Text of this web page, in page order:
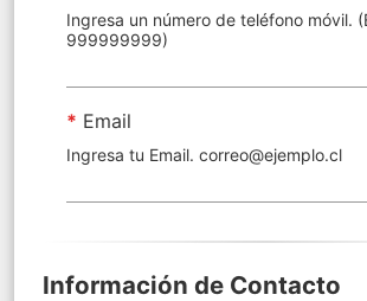
Ingresa un número de teléfono móvil.
999999999)
* Email
Ingresa tu Email. correo@ejemplo.cl
Información de Contacto